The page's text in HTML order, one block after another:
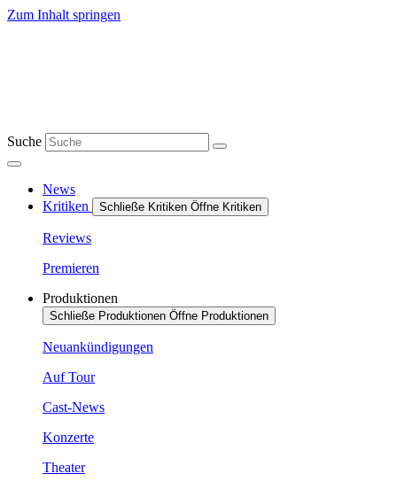
Zum Inhalt springen
Suche
News
Kritiken
Schließe Kritiken Öffne Kritiken
Reviews
Premieren
Produktionen
Schließe Produktionen Öffne Produktionen
Neuankündigungen
Auf Tour
Cast-News
Konzerte
Theater